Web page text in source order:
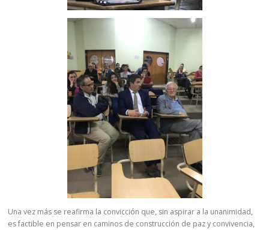
Una vez más se reafirma la convicción que, sin aspirar a la unanimidad,
es factible en pensar en caminos de construcción de paz y convivencia,